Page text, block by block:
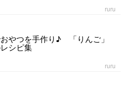
ruru
やつを手作り♪ 「りんご」
シピ集
ruru